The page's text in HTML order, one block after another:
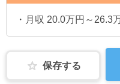
・月収 20.0万円～
保存する